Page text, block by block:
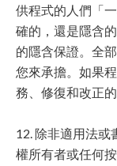
供程式的人們「
確的，還是隱含
的隱含保證。全
您來承擔。如果
務、修復和改正的
12. 除非適用法或
權所有者或任何